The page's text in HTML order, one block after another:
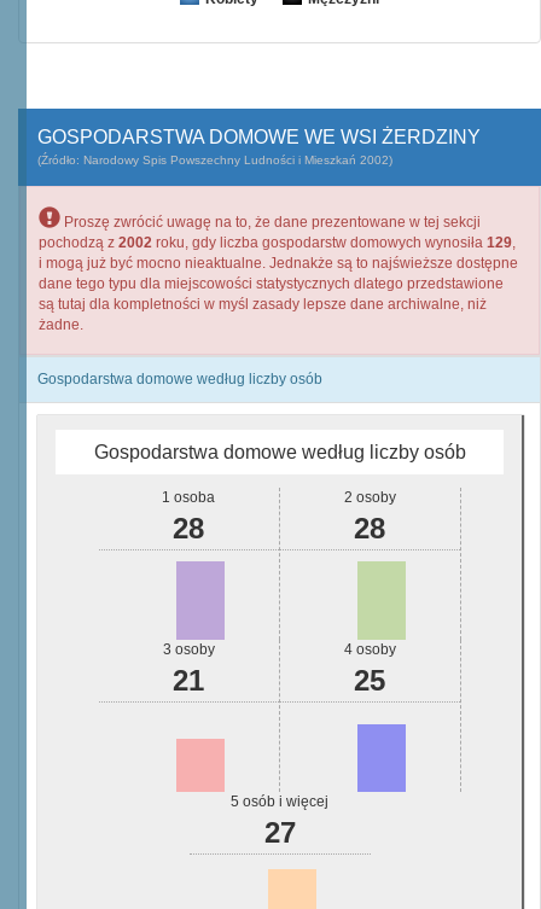
GOSPODARSTWA DOMOWE WE WSI ŻERDZINY
(Źródło: Narodowy Spis Powszechny Ludności i Mieszkań 2002)
Proszę zwrócić uwagę na to, że dane prezentowane w tej sekcji
pochodzą z 2002 roku, gdy liczba gospodarstw domowych wynosiła 129,
i mogą już być mocno nieaktualne. Jednakże są to najświeższe dostępne
dane tego typu dla miejscowości statystycznych dlatego przedstawione
są tutaj dla kompletności w myśl zasady lepsze dane archiwalne, niż
żadne.
Gospodarstwa domowe według liczby osób
Gospodarstwa domowe według liczby osób
1 osoba
28
2 osoby
28
3 osoby
21
4 osoby
25
5 osób i więcej
27